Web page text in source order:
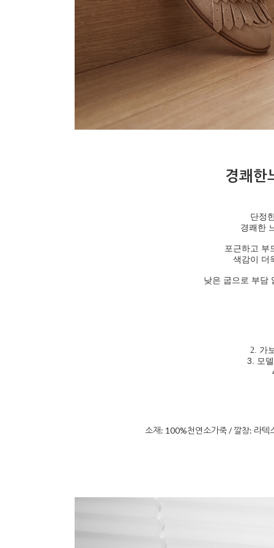
경쾌한
단정
경쾌한
포근하고 부
색감이 더
낮은 굽으로 부담
2. 가
3. 모
소재: 100%천연소가죽 / 깔창: 라텍